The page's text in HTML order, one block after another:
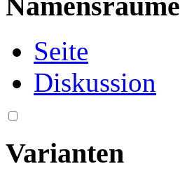
Seite
Diskussion
Varianten